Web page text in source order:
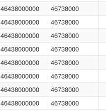
46438000000 46738000
46438000000 46738000
46438000000 46738000
46438000000 46738000
46438000000 46738000
46438000000 46738000
46438000000 46738000
46438000000 46738000